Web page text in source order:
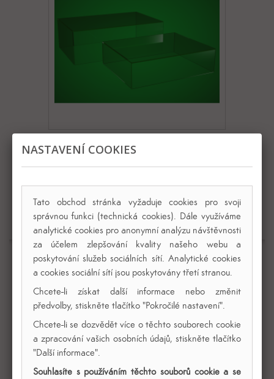
Kryt na model 1:20, 280 x 130 x 90 mm
1 275,00 Kč
Přidat do košíku Zobrazit
Přidat k porovnání
NASTAVENÍ COOKIES
Tato obchod stránka vyžaduje cookies pro svoji
správnou funkci (technická cookies). Dále využíváme
analytické cookies pro anonymní analýzu návštěvnosti
za účelem zlepšování kvality našeho webu a
poskytování služeb sociálních sítí. Analytické cookies
a cookies sociální sítí jsou poskytovány třetí stranou.
Chcete-li získat další informace nebo změnit
předvolby, stiskněte tlačítko "Pokročilé nastavení".
Chcete-li se dozvědět více o těchto souborech cookie
a zpracování vašich osobních údajů, stiskněte tlačítko
"Další informace".
Souhlasíte s používáním těchto souborů cookie a se